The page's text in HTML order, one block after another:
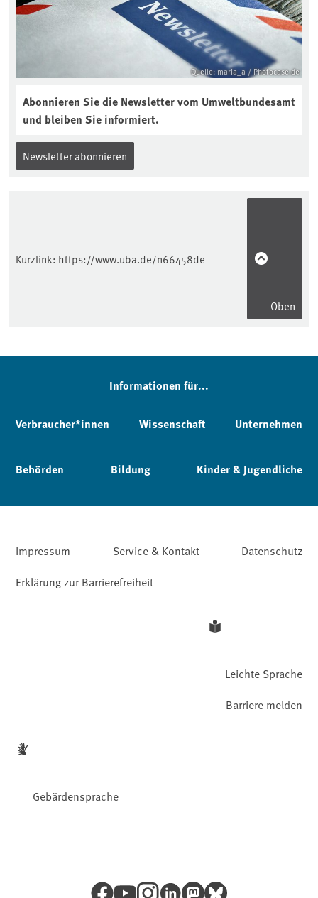
Quelle: maria_a / Photocase.de
Abonnieren Sie die Newsletter vom Umweltbundesamt
und bleiben Sie informiert.
Newsletter abonnieren
Kurzlink: https://www.uba.de/n66458de
Oben
Informationen für...
Verbraucher*innen Wissenschaft Unternehmen
Behörden Bildung Kinder & Jugendliche
Impressum Service & Kontakt
Datenschutz
Erklärung zur Barrierefreiheit
Leichte Sprache
Gebärdensprache
Barriere melden